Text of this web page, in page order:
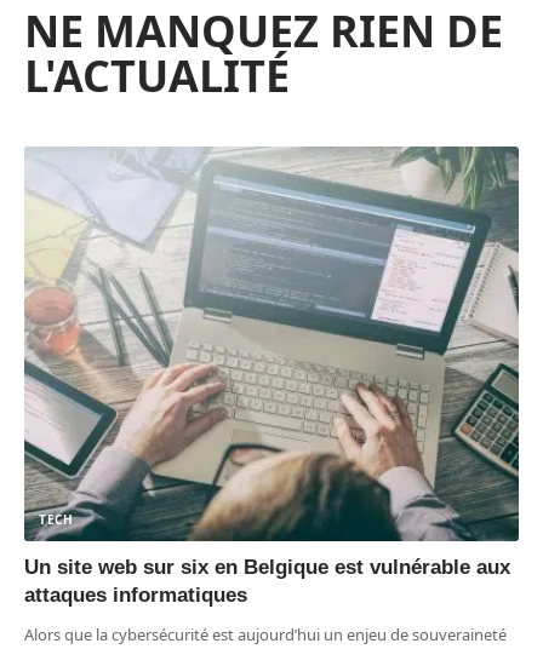
NE MANQUEZ RIEN DE
L'ACTUALITÉ
TECH
Un site web sur six en Belgique est vulnérable aux
attaques informatiques
Alors que la cybersécurité est aujourd’hui un enjeu de souveraineté